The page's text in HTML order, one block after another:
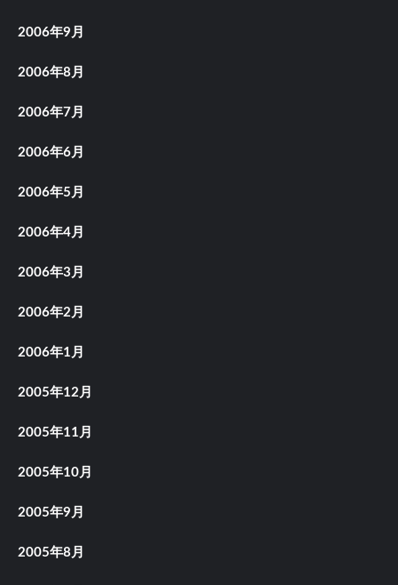
2006年9月
2006年8月
2006年7月
2006年6月
2006年5月
2006年4月
2006年3月
2006年2月
2006年1月
2005年12月
2005年11月
2005年10月
2005年9月
2005年8月